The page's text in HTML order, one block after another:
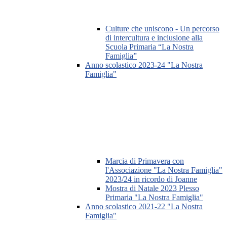
Culture che uniscono - Un percorso
di intercultura e inclusione alla
Scuola Primaria “La Nostra
Famiglia”
Anno scolastico 2023-24 "La Nostra
Famiglia"
Marcia di Primavera con
l'Associazione "La Nostra Famiglia"
2023/24 in ricordo di Joanne
Mostra di Natale 2023 Plesso
Primaria "La Nostra Famiglia"
Anno scolastico 2021-22 "La Nostra
Famiglia"